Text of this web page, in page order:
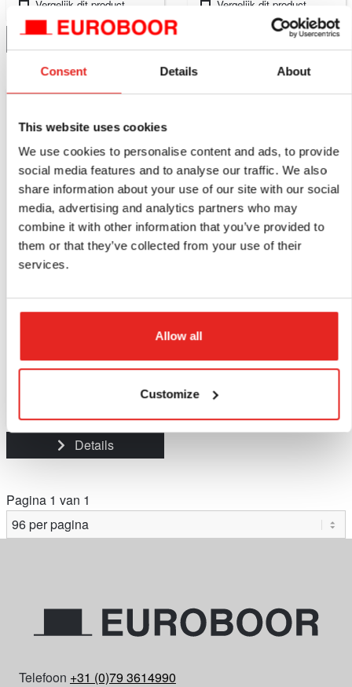
Consent Details About
This website uses cookies
We use cookies to personalise content and ads, to provide
social media features and to analyse our traffic. We also
share information about your use of our site with our social
media, advertising and analytics partners who may
combine it with other information that you’ve provided to
them or that they’ve collected from your use of their
services.
Allow all
Customize
Vergelijk dit product
Details
Vergelijk dit product
Details
NIEUW
EBG.600/18V
vanaf€165,40 excl. BTW
Details
Pagina 1 van 1
Telefoon +31 (0)79 3614990